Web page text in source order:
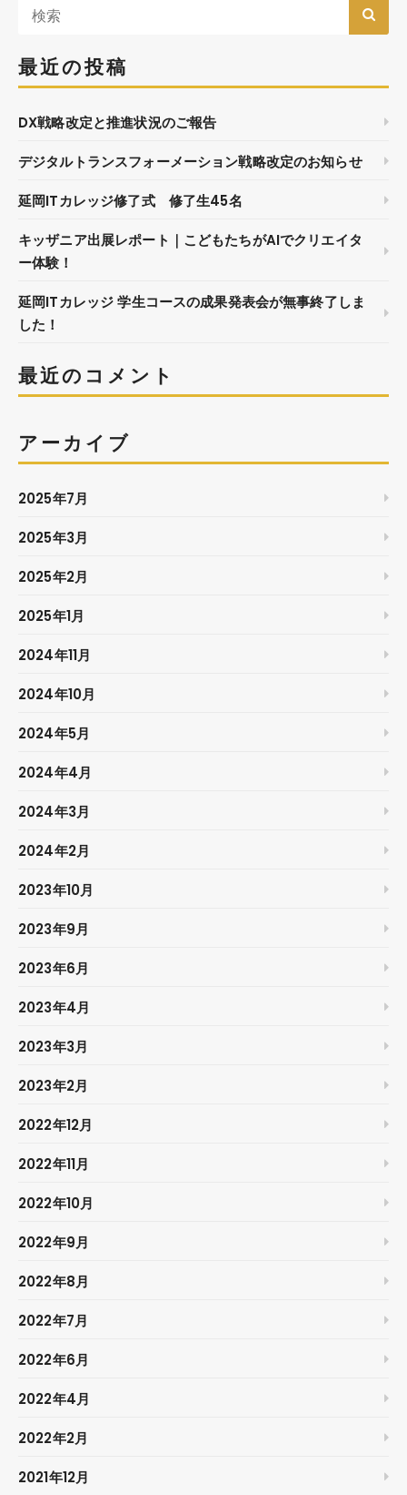
最近の投稿
DX戦略改定と推進状況のご報告
デジタルトランスフォーメーション戦略改定のお知らせ
延岡ITカレッジ修了式 修了生45名
キッザニア出展レポート｜こどもたちがAIでクリエイタ
ー体験！
延岡ITカレッジ 学生コースの成果発表会が無事終了しま
した！
最近のコメント
アーカイブ
2025年7月
2025年3月
2025年2月
2025年1月
2024年11月
2024年10月
2024年5月
2024年4月
2024年3月
2024年2月
2023年10月
2023年9月
2023年6月
2023年4月
2023年3月
2023年2月
2022年12月
2022年11月
2022年10月
2022年9月
2022年8月
2022年7月
2022年6月
2022年4月
2022年2月
2021年12月